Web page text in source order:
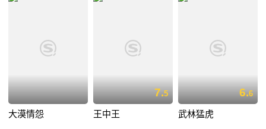
大漠情怨
7.5
王中王
6.6
武林猛虎